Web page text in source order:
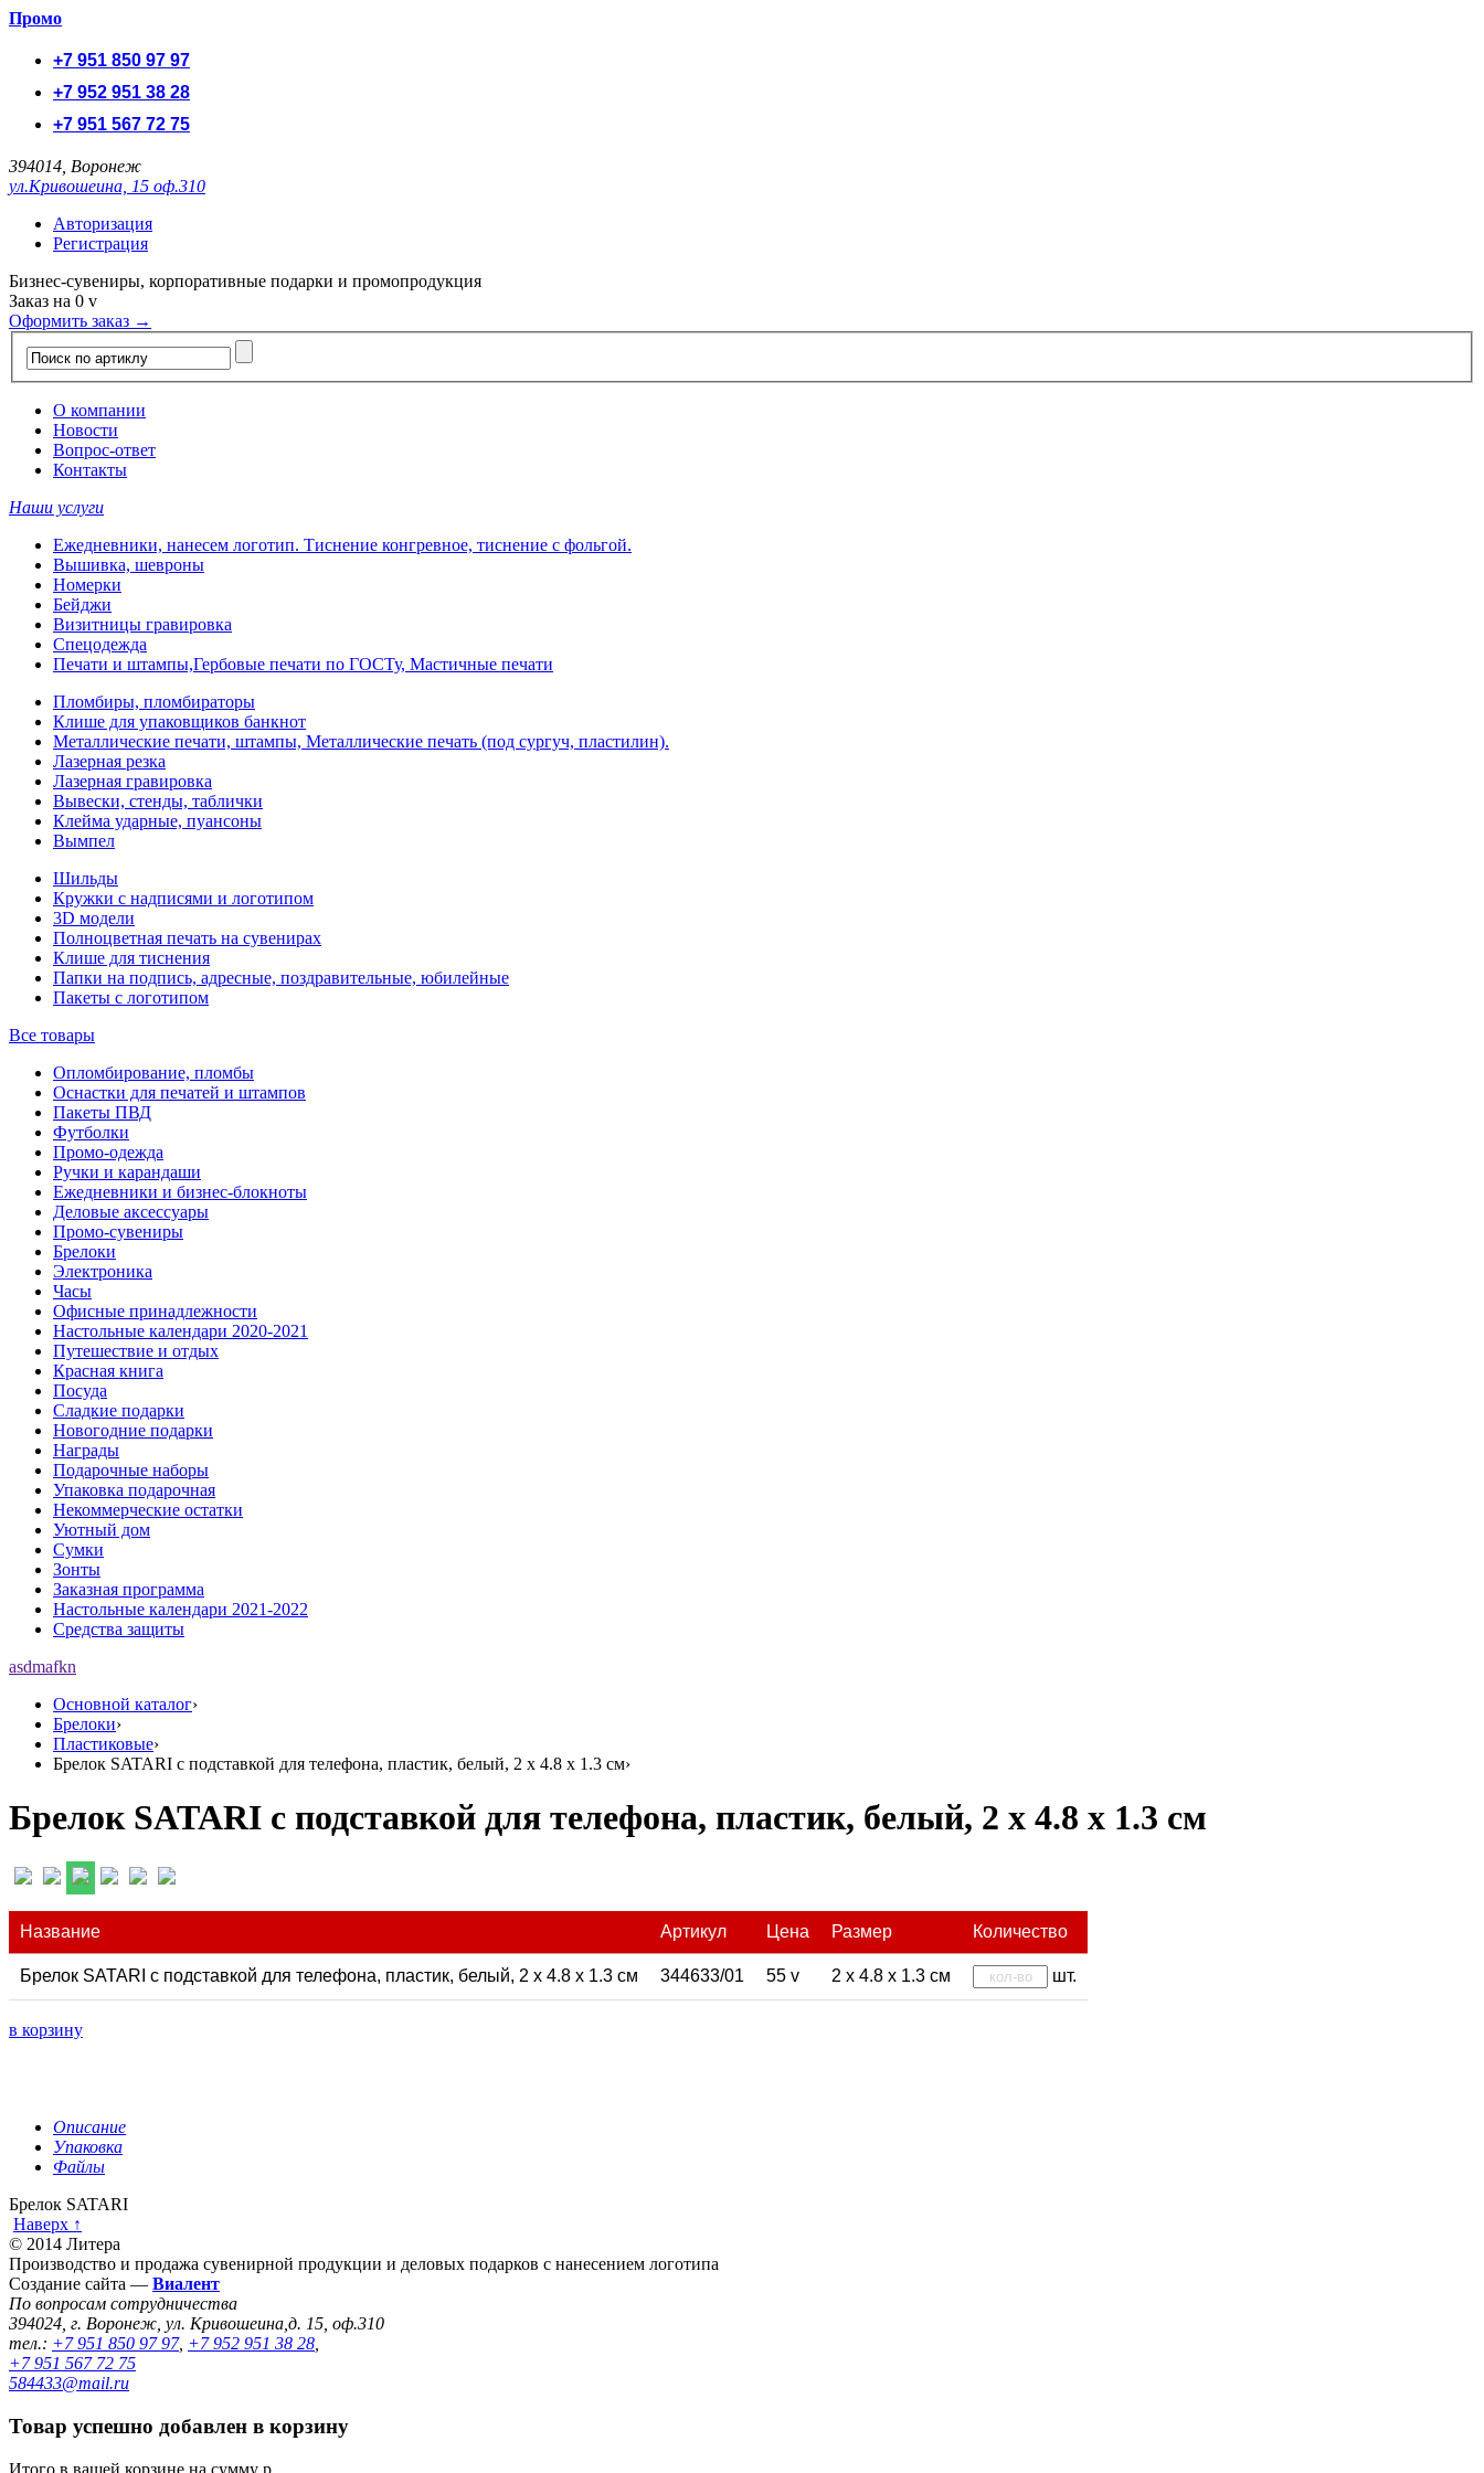
Промо
+7 951 850 97 97
+7 952 951 38 28
+7 951 567 72 75
394014, Воронеж
ул.Кривошеина, 15 оф.310
Авторизация
Регистрация
Бизнес-сувениры, корпоративные подарки и промопродукция
Заказ на 0 v
Оформить заказ →
О компании
Новости
Вопрос-ответ
Контакты
Наши услуги
Ежедневники, нанесем логотип. Тиснение конгревное, тиснение с фольгой.
Вышивка, шевроны
Номерки
Бейджи
Визитницы гравировка
Спецодежда
Печати и штампы,Гербовые печати по ГОСТу, Мастичные печати
Пломбиры, пломбираторы
Клише для упаковщиков банкнот
Металлические печати, штампы, Металлические печать (под сургуч, пластилин).
Лазерная резка
Лазерная гравировка
Вывески, стенды, таблички
Клейма ударные, пуансоны
Вымпел
Шильды
Кружки с надписями и логотипом
3D модели
Полноцветная печать на сувенирах
Клише для тиснения
Папки на подпись, адресные, поздравительные, юбилейные
Пакеты с логотипом
Все товары
Опломбирование, пломбы
Оснастки для печатей и штампов
Пакеты ПВД
Футболки
Промо-одежда
Ручки и карандаши
Ежедневники и бизнес-блокноты
Деловые аксессуары
Промо-сувениры
Брелоки
Электроника
Часы
Офисные принадлежности
Настольные календари 2020-2021
Путешествие и отдых
Красная книга
Посуда
Сладкие подарки
Новогодние подарки
Награды
Подарочные наборы
Упаковка подарочная
Некоммерческие остатки
Уютный дом
Сумки
Зонты
Заказная программа
Настольные календари 2021-2022
Средства защиты
asdmafkn
Основной каталог›
Брелоки›
Пластиковые›
Брелок SATARI с подставкой для телефона, пластик, белый, 2 x 4.8 x 1.3 см›
Брелок SATARI с подставкой для телефона, пластик, белый, 2 x 4.8 x 1.3 см
Название Артикул Цена Размер Количество
Брелок SATARI с подставкой для телефона, пластик, белый, 2 x 4.8 x 1.3 см 344633/01 55 v 2 x 4.8 x 1.3 см шт.
в корзину
Описание
Упаковка
Файлы
Брелок SATARI
Наверх ↑
© 2014 Литера
Производство и продажа сувенирной продукции и деловых подарков с нанесением логотипа
Создание сайта — Виалент
По вопросам сотрудничества
394024, г. Воронеж, ул. Кривошеина,д. 15, оф.310
тел.: +7 951 850 97 97, +7 952 951 38 28,
+7 951 567 72 75
584433@mail.ru
Товар успешно добавлен в корзину
Итого в вашей корзине на сумму р.